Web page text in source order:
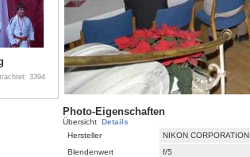
3394
Photo-Eigenschaften
Übersicht Details
Hersteller
NIKON CORPORATION
Blendenwert
f/5